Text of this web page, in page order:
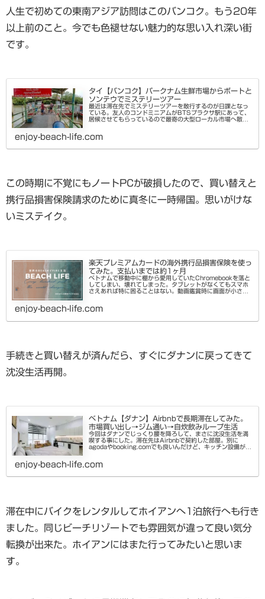
人生で初めての東南アジア訪問はこのバンコク。もう20年
以上前のこと。今でも色褪せない魅力的な思い入れ深い街
です。
タイ【バンコク】パークナム生鮮市場からボートと
ソンテウでミステリーツアー
最近は滞在先でミステリーツアーを敢行するのが日課となっ
ている。友人のコンドミニアムがBTSプラクサ駅にあって、
居候させてもらっているので最寄の大型ローカル市場へ散歩
enjoy-beach-life.com
この時期に不覚にもノートPCが破損したので、買い替えと
携行品損害保険請求のために真冬に一時帰国。思いがけな
いミステイク。
楽天プレミアムカードの海外携行品損害保険を使っ
てみた。支払いまでは約1ヶ月
ベトナムで移動中に棚から愛用していたChromebookを落と
してしまい、壊れてしまった。タブレットがなくてもスマホ
さえあれば特に困ることはない。動画鑑賞時に画面が小さい
enjoy-beach-life.com
手続きと買い替えが済んだら、すぐにダナンに戻ってきて
沈没生活再開。
ベトナム【ダナン】Airbnbで長期滞在してみた。
市場買い出し→ジム通い→自炊飲みループ生活
今回はダナンでじっくり腰を降ろして、まさに沈没生活を満
喫する事にした。滞在先はAirbnbで契約した部屋。別に
agodaやbooking.comでも良いんだけど、キッチン設備が充
enjoy-beach-life.com
滞在中にバイクをレンタルしてホイアンへ1泊旅行へも行き
ました。同じビーチリゾートでも雰囲気が違って良い気分
転換が出来た。ホイアンにはまた行ってみたいと思いま
す。